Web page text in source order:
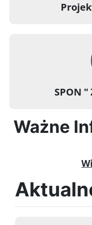
SPON
Ważne